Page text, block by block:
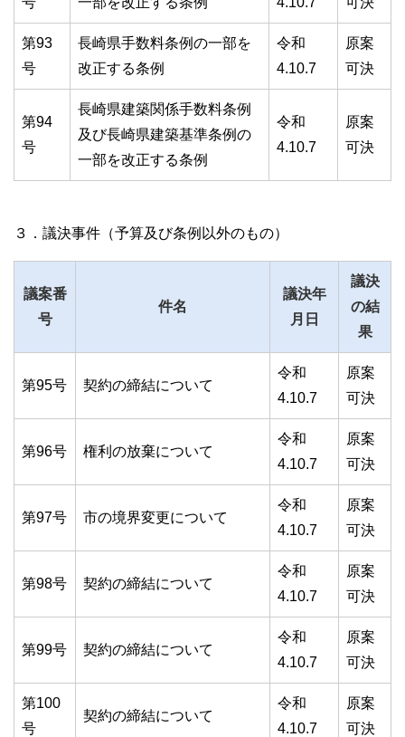
黒
第93
号
長崎県手数料条例の一部を
改正する条例
令和
4.10.7
原案
可決
第94
号
長崎県建築関係手数料条例
及び長崎県建築基準条例の
一部を改正する条例
令和
4.10.7
原案
可決
３．議決事件（予算及び条例以外のもの）
議案番
号
件名
議決年
月日
議決
の結
果
第95号 契約の締結について
令和
4.10.7
原案
可決
第96号 権利の放棄について
令和
4.10.7
原案
可決
第97号 市の境界変更について
令和
4.10.7
原案
可決
第98号 契約の締結について
令和
4.10.7
原案
可決
第99号 契約の締結について
令和
4.10.7
原案
可決
第100
号
契約の締結について
令和
4.10.7
原案
可決